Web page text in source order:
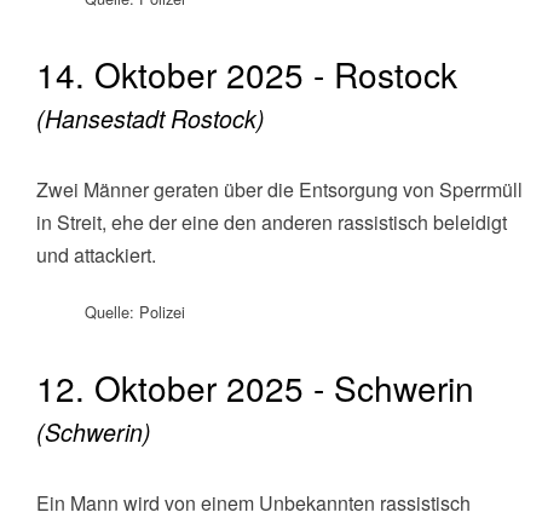
14. Oktober 2025 - Rostock
(Hansestadt Rostock)
Zwei Männer geraten über die Entsorgung von Sperrmüll
in Streit, ehe der eine den anderen rassistisch beleidigt
und attackiert.
Quelle: Polizei
12. Oktober 2025 - Schwerin
(Schwerin)
Ein Mann wird von einem Unbekannten rassistisch